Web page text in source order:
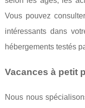
Vous pouvez
intéressants dans
hébergements testés
Vacances à petit
Nous nous